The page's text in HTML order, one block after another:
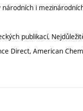
i
publikací,
Direct, American